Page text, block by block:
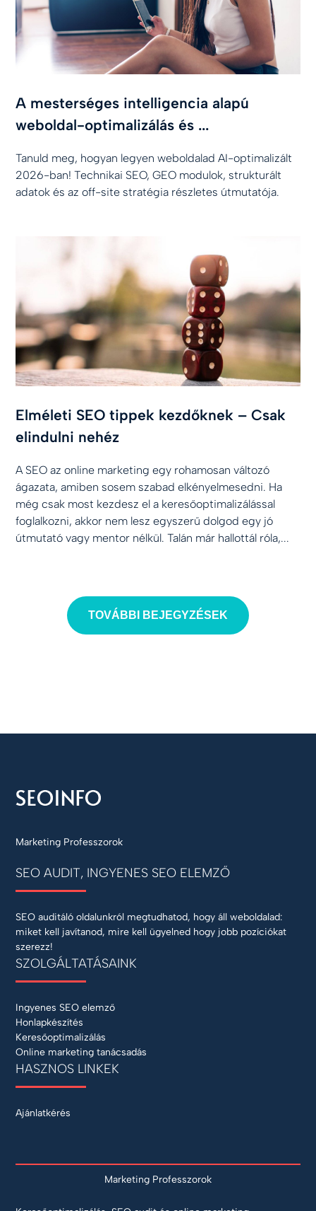
A mesterséges intelligencia alapú
weboldal-optimalizálás és ...
Tanuld meg, hogyan legyen weboldalad AI-optimalizált
2026-ban! Technikai SEO, GEO modulok, strukturált
adatok és az off-site stratégia részletes útmutatója.
Elméleti SEO tippek kezdőknek – Csak
elindulni nehéz
A SEO az online marketing egy rohamosan változó
ágazata, amiben sosem szabad elkényelmesedni. Ha
még csak most kezdesz el a keresőoptimalizálással
foglalkozni, akkor nem lesz egyszerű dolgod egy jó
útmutató vagy mentor nélkül. Talán már hallottál róla,...
TOVÁBBI BEJEGYZÉSEK
Marketing Professzorok
SEO AUDIT, INGYENES SEO ELEMZŐ
SEO auditáló oldalunkról megtudhatod, hogy áll weboldalad:
miket kell javítanod, mire kell ügyelned hogy jobb pozíciókat
szerezz!
SZOLGÁLTATÁSAINK
Ingyenes SEO elemző
Honlapkészítés
Keresőoptimalizálás
Online marketing tanácsadás
HASZNOS LINKEK
Ajánlatkérés
Marketing Professzorok